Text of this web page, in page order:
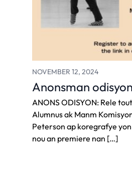
NOVEMBER 12, 2024
Anonsman odisyon
ANONS ODISYON: Rele
Alumnus ak Manm
Peterson ap koregrafye
nou an premiere nan […]